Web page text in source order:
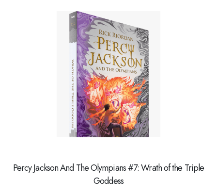
Percy Jackson And The Olympians #7: Wrath of the Triple
Goddess